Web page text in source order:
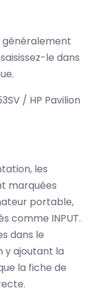
le dans
/ HP Pavilion
les
marquées
portable,
comme INPUT.
dans le
y ajoutant la
la fiche de